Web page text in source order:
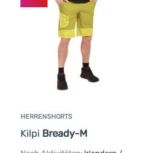
HERRENSHORTS
Kilpi Bready-M